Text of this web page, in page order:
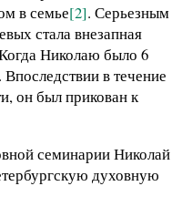
в семье[2]. Серьезным
стала внезапная
Николаю было 6
Впоследствии в течение
он был прикован к
семинарии Николай
духовную